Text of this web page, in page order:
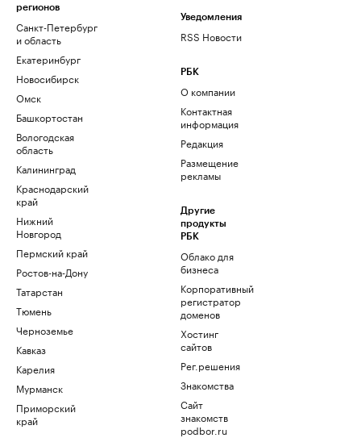
регионов
Санкт-Петербург
и область
Екатеринбург
Новосибирск
Омск
Башкортостан
Вологодская
область
Калининград
Краснодарский
край
Нижний
Новгород
Пермский край
Ростов-на-Дону
Татарстан
Тюмень
Черноземье
Кавказ
Карелия
Мурманск
Приморский
край
Уведомления
RSS Новости
РБК
О компании
Контактная
информация
Редакция
Размещение
рекламы
Другие
продукты
РБК
Облако для
бизнеса
Корпоративный
регистратор
доменов
Хостинг
сайтов
Рег.решения
Знакомства
Сайт
знакомств
podbor.ru